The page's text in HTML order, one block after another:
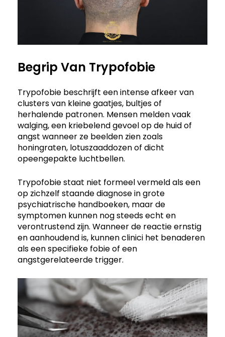
Begrip Van Trypofobie
Trypofobie beschrijft een intense afkeer van
clusters van kleine gaatjes, bultjes of
herhalende patronen. Mensen melden vaak
walging, een kriebelend gevoel op de huid of
angst wanneer ze beelden zien zoals
honingraten, lotuszaaddozen of dicht
opeengepakte luchtbellen.
Trypofobie staat niet formeel vermeld als een
op zichzelf staande diagnose in grote
psychiatrische handboeken, maar de
symptomen kunnen nog steeds echt en
verontrustend zijn. Wanneer de reactie ernstig
en aanhoudend is, kunnen clinici het benaderen
als een specifieke fobie of een
angstgerelateerde trigger.